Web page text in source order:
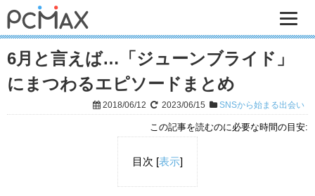
6月と言えば…「ジューンブライド」
にまつわるエピソードまとめ
2018/06/12 2023/06/15 SNSから始まる出会い
この記事を読むのに必要な時間の目安:
目次 [表示]